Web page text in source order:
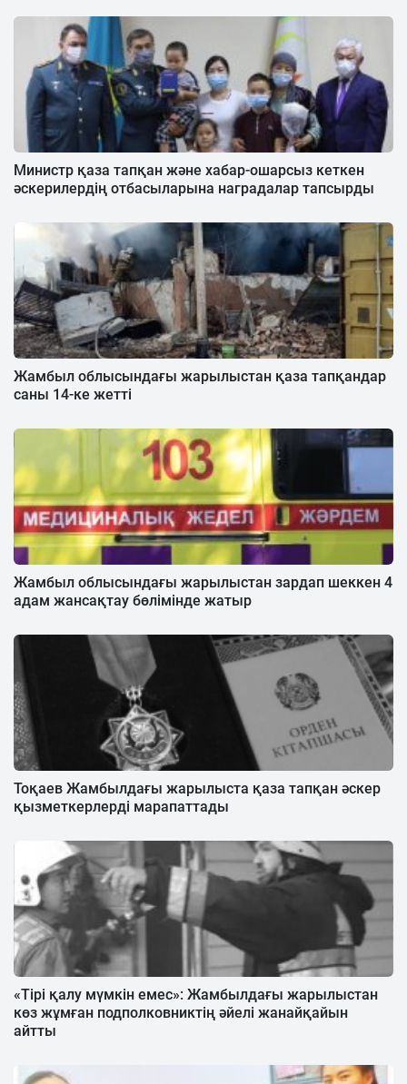
Министр қаза тапқан және хабар-ошарсыз кеткен
әскерилердің отбасыларына наградалар тапсырды
Жамбыл облысындағы жарылыстан қаза тапқандар
саны 14-ке жетті
Жамбыл облысындағы жарылыстан зардап шеккен 4
адам жансақтау бөлімінде жатыр
Тоқаев Жамбылдағы жарылыста қаза тапқан әскер
қызметкерлерді марапаттады
«Тірі қалу мүмкін емес»: Жамбылдағы жарылыстан
көз жұмған подполковниктің әйелі жанайқайын
айтты